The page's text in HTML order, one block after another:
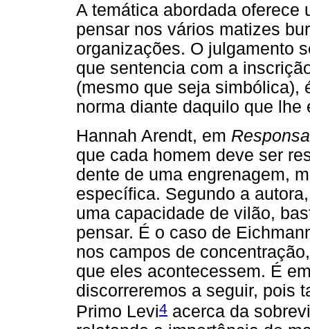
A temática abordada oferece
pensar nos vários matizes
organizações. O julgamento
que sentencia com a
(mesmo que seja simbólica),
norma diante daquilo que
Hannah Arendt, em
que cada homem deve ser
dente de uma engrenagem,
específica. Segundo a
uma capacidade de vilão,
pensar. É o caso de
nos campos de
que eles acontecessem. É
discorreremos a seguir, pois
Primo Levi4 acerca da